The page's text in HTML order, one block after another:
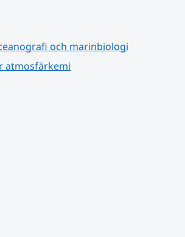
och marinbiologi
atmosfärkemi